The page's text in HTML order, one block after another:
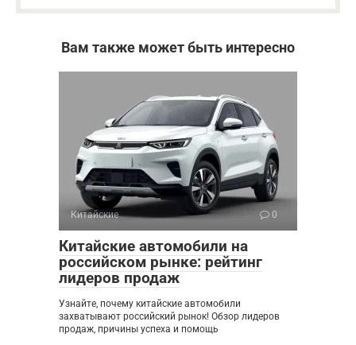
Вам также может быть интересно
Китайские 0
Китайские автомобили на
российском рынке: рейтинг
лидеров продаж
Узнайте, почему китайские автомобили
захватывают российский рынок! Обзор лидеров
продаж, причины успеха и помощь